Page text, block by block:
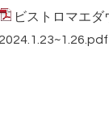
ビストロマエ
2024.1.23~1.26.pdf